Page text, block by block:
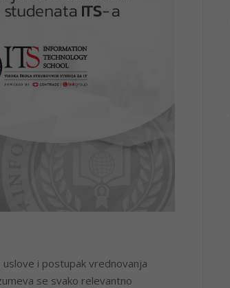
uslove i postupak vrednovanja
se svako relevantno